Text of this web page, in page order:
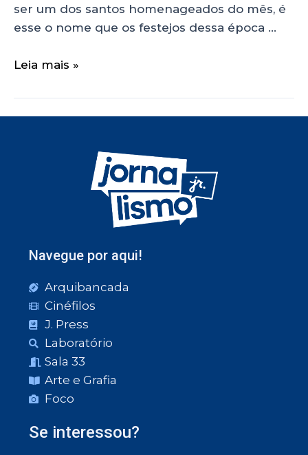
ser um dos santos homenageados do mês, é
esse o nome que os festejos dessa época …
Leia mais »
Navegue por aqui!
Arquibancada
Cinéfilos
J. Press
Laboratório
Sala 33
Arte e Grafia
Foco
Se interessou?